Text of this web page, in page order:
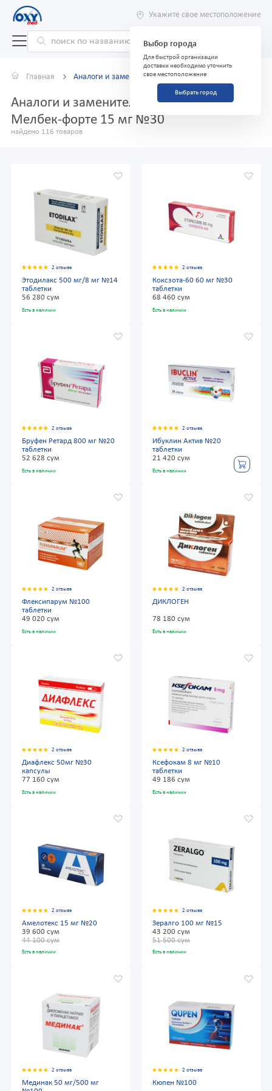
Укажите свое местоположение
Выбор города
Для быстрой организации
доставки необходимо уточнить
свое местоположение
Выбрать город
Главная Аналоги и заменители
Аналоги и заменители препарата
Мелбек-форте 15 мг №30
найдено 116 товаров
2 отзыва
Этодилакс 500 мг/8 мг №14
таблетки
56 280 сум
Есть в наличии
2 отзыва
Коксзота-60 60 мг №30
таблетки
68 460 сум
Есть в наличии
2 отзыва
Бруфен Ретард 800 мг №20
таблетки
52 628 сум
Есть в наличии
2 отзыва
Ибуклин Актив №20
таблетки
21 420 сум
Есть в наличии
2 отзыва
Флексипарум №100
таблетки
49 020 сум
Есть в наличии
2 отзыва
ДИКЛОГЕН
78 180 сум
Есть в наличии
2 отзыва
Диафлекс 50мг №30
капсулы
77 160 сум
Есть в наличии
2 отзыва
Ксефокам 8 мг №10
таблетки
49 186 сум
Есть в наличии
2 отзыва
Амелотекс 15 мг №20
39 600 сум
44 100 сум
Есть в наличии
2 отзыва
Зералго 100 мг №15
43 200 сум
51 500 сум
Есть в наличии
2 отзыва
Мединак 50 мг/500 мг
2 отзыва
Кюпен №100